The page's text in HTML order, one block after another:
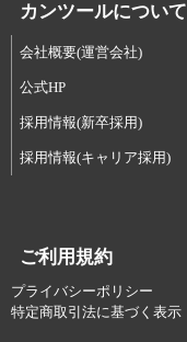
カンツールについて
会社概要(運営会社)
公式HP
採用情報(新卒採用)
採用情報(キャリア採用)
ご利用規約
プライバシーポリシー
特定商取引法に基づく表示